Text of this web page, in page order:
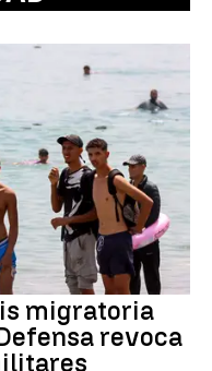
migratoria
revoca